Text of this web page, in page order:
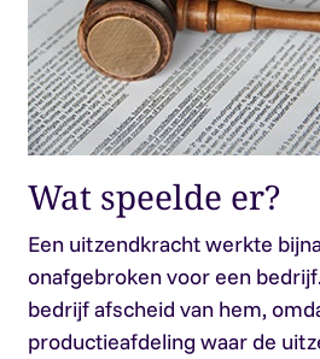
Wat speelde er?
Een uitzendkracht werkte
onafgebroken voor een
bedrijf afscheid van hem,
productieafdeling waar de